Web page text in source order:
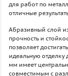
для работ по
отличные
Абразивный слой
прочность и
позволяет
идеальную
мм имеет
совместимым с